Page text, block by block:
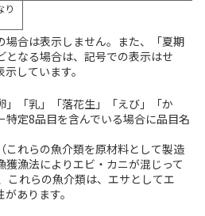
り
場合は表示しません。また、「夏期
となる場合は、記号での表示はせ
しています。
」「乳」「落花生」「えび」「か
特定8品目を含んでいる場合に品目名
れらの魚介類を原材料として製造
獲漁法によりエビ・カニが混じって
これらの魚介類は、エサとしてエ
あります。